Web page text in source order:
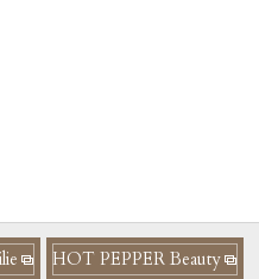
HOT PEPPER Beauty